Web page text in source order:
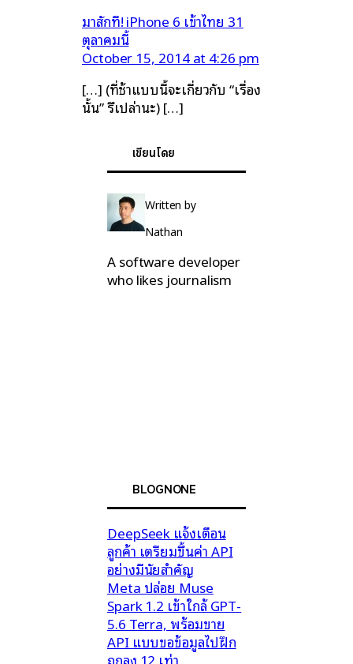
มาสักที! iPhone 6 เข้าไทย 31
ตุลาคมนี้
October 15, 2014 at 4:26 pm
[…] (ที่ช้าแบบนี้จะเกี่ยวกับ “เรื่อง
นั้น” รึเปล่านะ) […]
เขียนโดย
Written by
Nathan
A software developer
who likes journalism
BLOGNONE
DeepSeek แจ้งเตือน
ลูกค้า เตรียมขึ้นค่า API
อย่างมีนัยสำคัญ
Meta ปล่อย Muse
Spark 1.2 เข้าใกล้ GPT-
5.6 Terra, พร้อมขาย
API แบบขอข้อมูลไปฝึก
ถูกลง 12 เท่า